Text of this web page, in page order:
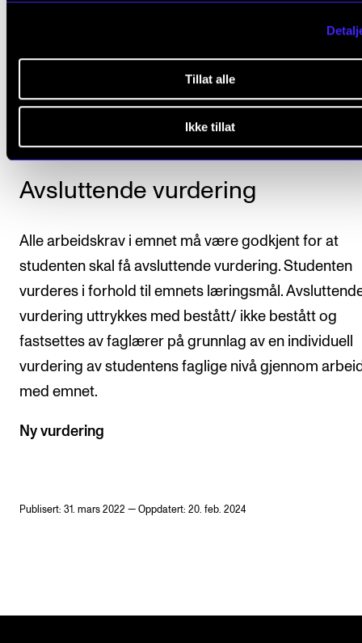
Tillat alle
Ikke tillat
innebærer normalt at fravær på mer enn 20 prosent
vise fram verk i en offentlig framføring i slutten av
semesteret.
Avsluttende vurdering
Alle arbeidskrav i emnet må være godkjent for at
studenten skal få avsluttende vurdering. Studenten
vurderes i forhold til emnets læringsmål.
vurdering uttrykkes med bestått/ ikke bestått og
fastsettes av faglærer på grunnlag av en individuell
vurdering av studentens faglige nivå gjennom
med emnet.
Ny vurdering
Publisert: 31. mars 2022 — Oppdatert: 20. feb. 2024